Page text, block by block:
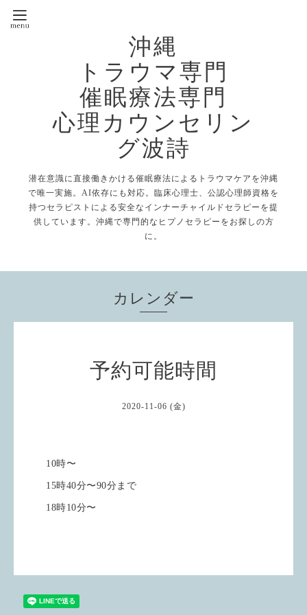
沖縄
トラウマ専門
催眠療法専門
心理カウンセリン
グ波詩
潜在意識に直接働きかける催眠療法によるトラウマケアを沖縄
で唯一実施。AI依存にも対応。臨床心理士、公認心理師資格を
持つセラピストによる安全なインナーチャイルドセラピーを提
供しています。沖縄で専門的なヒプノセラピーをお探しの方
に。
カレンダー
予約可能時間
2020-11-06 (金)
10時〜
15時40分〜90分まで
18時10分〜